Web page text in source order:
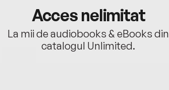
Acces nelimitat
La mii de audiobooks & eBooks din
catalogul Unlimited.